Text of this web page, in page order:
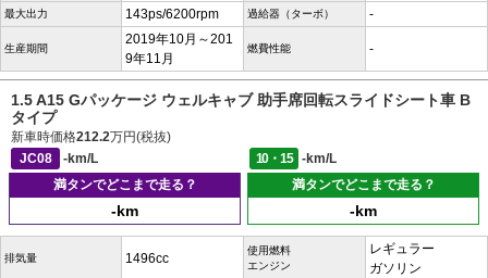
最大出力 143ps/6200rpm 過給器（ターボ） -
生産期間
2019年10月～201
9年11月
燃費性能 -
1.5 A15 Gパッケージ ウェルキャブ 助手席回転スライドシート車 B
タイプ
新車時価格212.2万円(税抜)
JC08
-km/L 10・15
-km/L
満タンでどこまで走る？
-km
満タンでどこまで走る？
-km
排気量 1496cc
使用燃料
エンジン
レギュラー
ガソリン